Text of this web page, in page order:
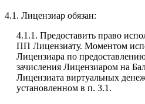
4.1. Лицензиар обязан:
4.1.1. Предоставить право
ПП Лицензиату. Моментом
Лицензиара по
зачисления Лицензиаром на
Лицензиата виртуальных
установленном в п. 3.1.